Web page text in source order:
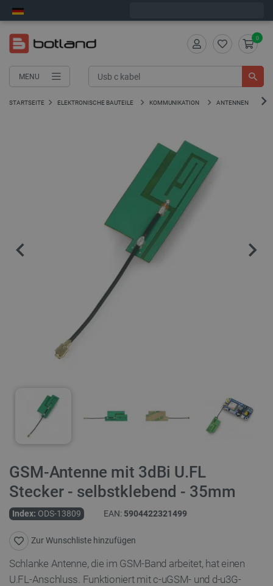
MENU
0
STARTSEITE ELEKTRONISCHE BAUTEILE KOMMUNIKATION ANTENNEN
GSM-Antenne mit 3dBi U.FL
Stecker - selbstklebend - 35mm
Index: ODS-13809 EAN: 5904422321499
Zur Wunschliste hinzufügen
Schlanke Antenne, die im GSM-Band arbeitet, hat einen
U.FL-Anschluss. Funktioniert mit c-uGSM- und d-u3G-